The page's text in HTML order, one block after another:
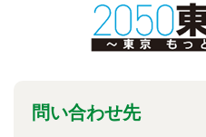
問い合わせ先